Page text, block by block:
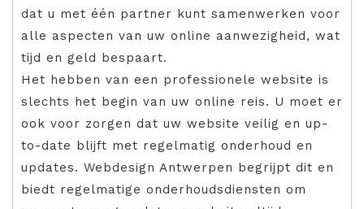
dat u met één partner kunt samenwerken voor
alle aspecten van uw online aanwezigheid, wat
tijd en geld bespaart.
Het hebben van een professionele website is
slechts het begin van uw online reis. U moet er
ook voor zorgen dat uw website veilig en up-
to-date blijft met regelmatig onderhoud en
updates. Webdesign Antwerpen begrijpt dit en
biedt regelmatige onderhoudsdiensten om